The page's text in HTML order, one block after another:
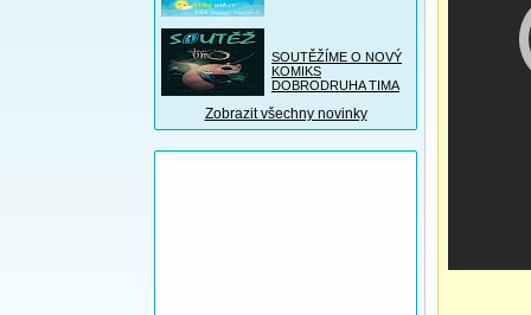
SOUTĚŽÍME O NOVÝ
KOMIKS
DOBRODRUHA TIMA
Zobrazit všechny novinky